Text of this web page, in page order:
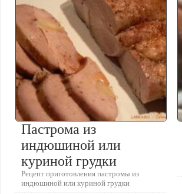
Пастрома из
индюшиной или
куриной грудки
Рецепт приготовления пастромы из
индюшиной или куриной грудки